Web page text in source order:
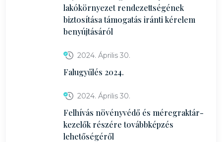
lakókörnyezet rendezettségének
biztosítása támogatás iránti kérelem
benyújtásáról
2024. Április 30.
Falugyűlés 2024.
2024. Április 30.
Felhívás növényvédő és méregraktár-
kezelők részére továbbképzés
lehetőségéről